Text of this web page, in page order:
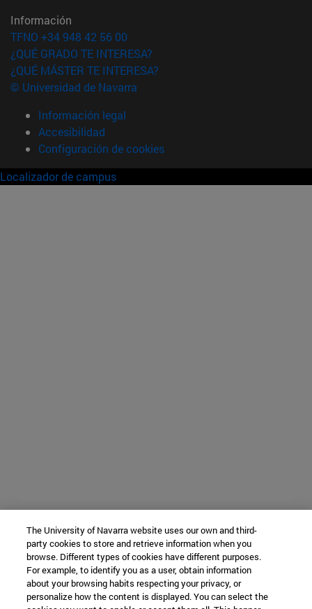
Información
TFNO +34 948 42 56 00
¿QUÉ GRADO TE INTERESA?
¿QUÉ MÁSTER TE INTERESA?
© Universidad de Navarra
Información legal
Accesibilidad
Configuración de cookies
Localizador de campus
The University of Navarra website uses our own and third-
party cookies to store and retrieve information when you
browse. Different types of cookies have different purposes.
For example, to identify you as a user, obtain information
about your browsing habits respecting your privacy, or
personalize how the content is displayed. You can select the